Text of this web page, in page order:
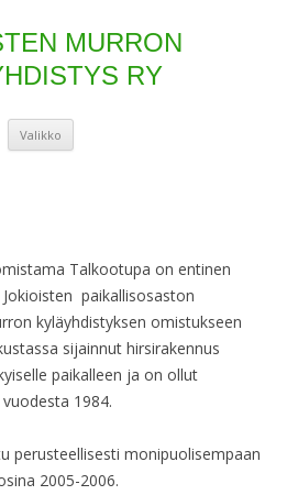
MURRON
RY
Valikko
Talkootupa on entinen
paikallisosaston
kyläyhdistyksen omistukseen
sijainnut hirsirakennus
paikalleen ja on ollut
1984.
perusteellisesti monipuolisempaan
2005-2006.